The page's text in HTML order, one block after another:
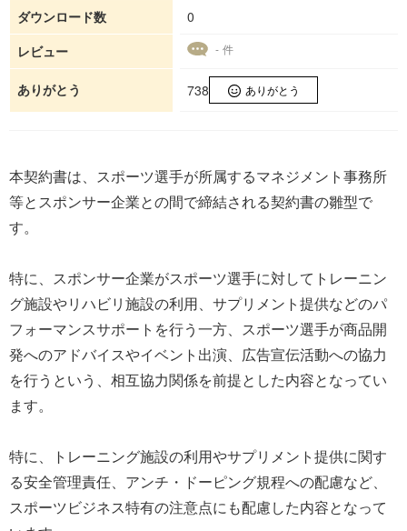
ダウンロード数
0
レビュー
- 件
ありがとう 738 ありがとう
本契約書は、スポーツ選手が所属するマネジメント事務所
等とスポンサー企業との間で締結される契約書の雛型で
す。
特に、スポンサー企業がスポーツ選手に対してトレーニン
グ施設やリハビリ施設の利用、サプリメント提供などのパ
フォーマンスサポートを行う一方、スポーツ選手が商品開
発へのアドバイスやイベント出演、広告宣伝活動への協力
を行うという、相互協力関係を前提とした内容となってい
ます。
特に、トレーニング施設の利用やサプリメント提供に関す
る安全管理責任、アンチ・ドーピング規程への配慮など、
スポーツビジネス特有の注意点にも配慮した内容となって